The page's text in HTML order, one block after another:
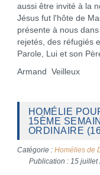
aussi être invité à la
Jésus fut l'hôte de
présente à nous
rejetés, des réfugiés
Parole, Lui et son
Armand Veilleux
HOMÉLIE
15ÈME
ORDINAIRE
Catégorie : Homélies de
Publication : 15 juillet